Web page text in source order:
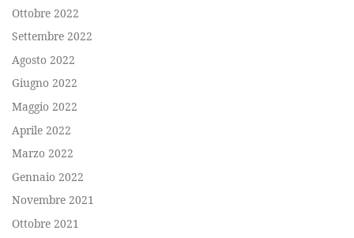
Ottobre 2022
Settembre 2022
Agosto 2022
Giugno 2022
Maggio 2022
Aprile 2022
Marzo 2022
Gennaio 2022
Novembre 2021
Ottobre 2021